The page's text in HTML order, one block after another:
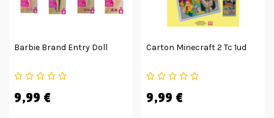
Barbie Brand Entry Doll
9,99 €
Carton Minecraft 2 Tc 1ud
9,99 €